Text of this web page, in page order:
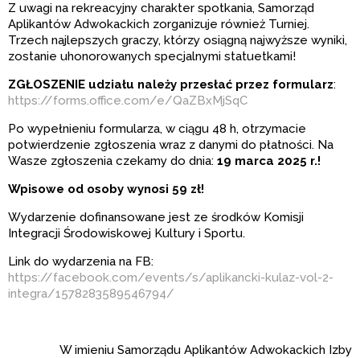
Z uwagi na rekreacyjny charakter spotkania, Samorząd
Aplikantów Adwokackich zorganizuje również Turniej.
Trzech najlepszych graczy, którzy osiągną najwyższe wyniki,
zostanie uhonorowanych specjalnymi statuetkami!
ZGŁOSZENIE udziału należy przesłać przez formularz:
https://forms.office.com/e/QaZBxMjSqC
Po wypełnieniu formularza, w ciągu 48 h, otrzymacie
potwierdzenie zgłoszenia wraz z danymi do płatności. Na
Wasze zgłoszenia czekamy do dnia: 19 marca 2025 r.!
Wpisowe od osoby wynosi 59 zł!
Wydarzenie dofinansowane jest ze środków Komisji
Integracji Środowiskowej Kultury i Sportu.
Link do wydarzenia na FB:
https://facebook.com/events/s/aplikancki-kulaz-vol-2-
integra/1578283589546794/
W imieniu Samorządu Aplikantów Adwokackich Izby